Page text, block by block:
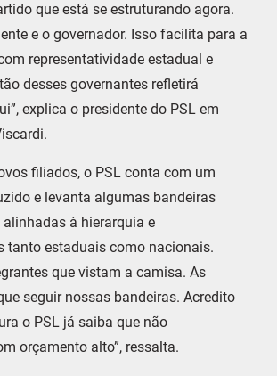
que está se estruturando agora.
e o governador. Isso facilita para a
representatividade estadual e
desses governantes refletirá
explica o presidente do PSL em
filiados, o PSL conta com um
e levanta algumas bandeiras
à hierarquia e
tanto estaduais como nacionais.
que vistam a camisa. As
seguir nossas bandeiras. Acredito
o PSL já saiba que não
orçamento alto”, ressalta.